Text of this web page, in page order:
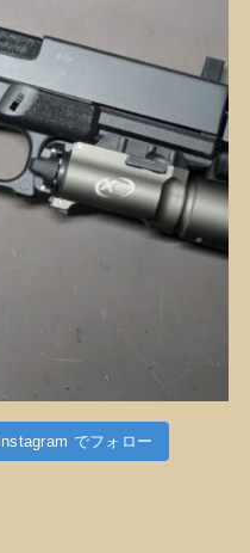
Instagram でフォロー